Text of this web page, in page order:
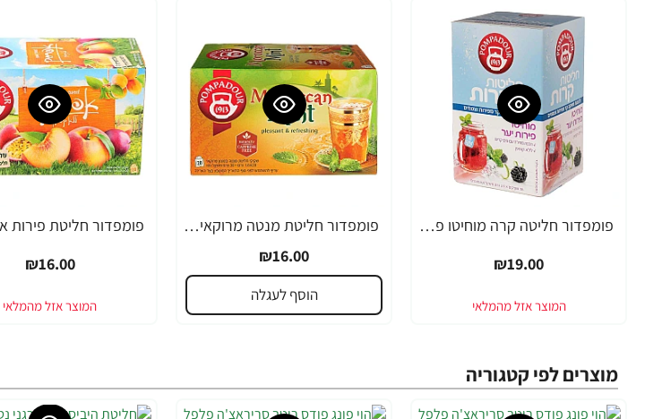
פומפדור חליטה קרה מוחיטו פירות יער 20 שקיקים - מבית POMDADOUR
₪19.00
פומפדור חליטת מנטה מרוקאית 20 שקיקים - מבית POMDADOUR
₪16.00
הוסף לעגלה
₪16.00
מוצרים לפי קטגוריה